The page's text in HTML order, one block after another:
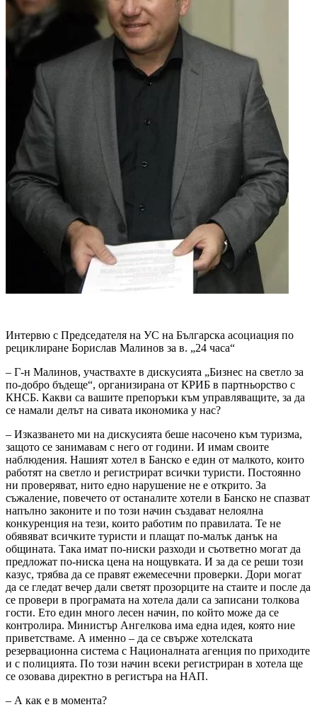
Интервю с Председателя на УС на Българска асоциация по
рециклиране Борислав Малинов за в. „24 часа“
– Г-н Малинов, участвахте в дискусията „Бизнес на светло за
по-добро бъдеще“, организирана от КРИБ в партньорство с
КНСБ. Какви са вашите препоръки към управляващите, за да
се намали делът на сивата икономика у нас?
– Изказването ми на дискусията беше насочено към туризма,
защото се занимавам с него от години. И имам своите
наблюдения. Нашият хотел в Банско е един от малкото, които
работят на светло и регистрират всички туристи. Постоянно
ни проверяват, нито едно нарушение не е открито. За
съжаление, повечето от останалите хотели в Банско не спазват
напълно законите и по този начин създават нелоялна
конкуренция на тези, които работим по правилата. Те не
обявяват всичките туристи и плащат по-малък данък на
общината. Така имат по-ниски разходи и съответно могат да
предложат по-ниска цена на нощувката. И за да се реши този
казус, трябва да се правят ежемесечни проверки. Дори могат
да се гледат вечер дали светят прозорците на стаите и после да
се провери в програмата на хотела дали са записани толкова
гости. Ето един много лесен начин, по който може да се
контролира. Министър Ангелкова има една идея, която ние
приветстваме. А именно – да се свърже хотелската
резервационна система с Националната агенция по приходите
и с полицията. По този начин всеки регистриран в хотела ще
се озовава директно в регистъра на НАП.
– А как е в момента?